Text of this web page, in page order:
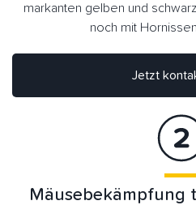
markanten gelben und
noch mit
Jetzt
Mäusebekämpfung